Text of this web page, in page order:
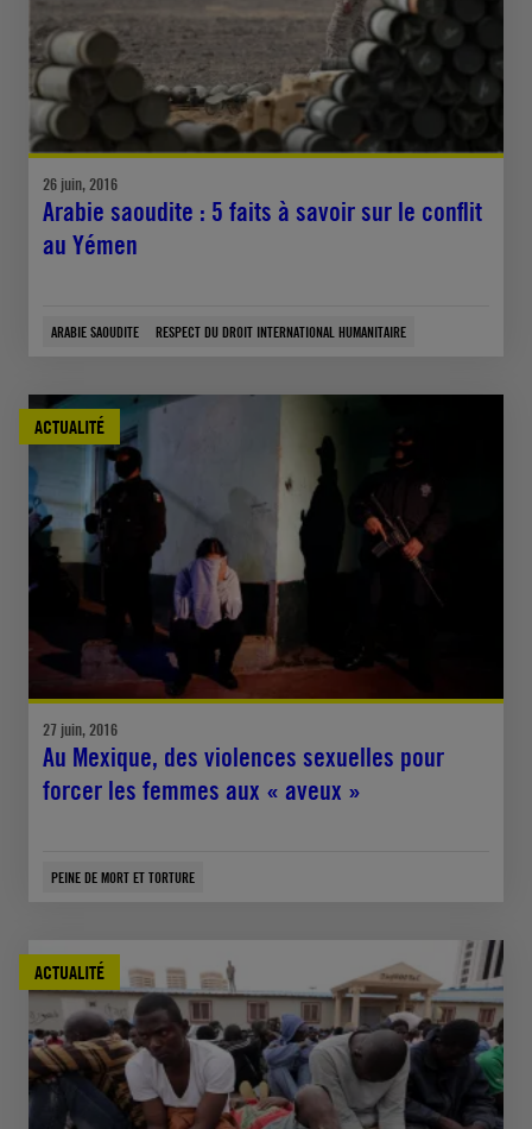
26 juin, 2016
Arabie saoudite : 5 faits à savoir sur le conflit
au Yémen
ARABIE SAOUDITE RESPECT DU DROIT INTERNATIONAL HUMANITAIRE
ACTUALITÉ
27 juin, 2016
Au Mexique, des violences sexuelles pour
forcer les femmes aux « aveux »
PEINE DE MORT ET TORTURE
ACTUALITÉ